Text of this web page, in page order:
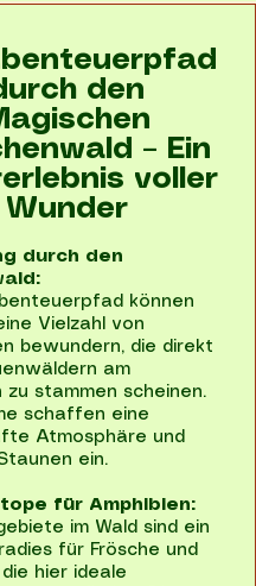
den
– Ein
voller
Wunder
durch den
können
Vielzahl von
bewundern, die direkt
am
zu stammen scheinen.
schaffen eine
Atmosphäre und
ein.
für Amphibien:
im Wald sind ein
für Frösche und
hier ideale